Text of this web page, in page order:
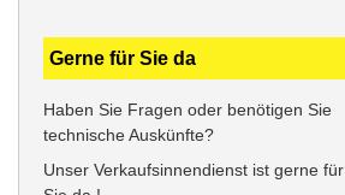
Gerne für Sie da
Haben Sie Fragen oder benötigen Sie
technische Auskünfte?
Unser Verkaufsinnendienst ist gerne für